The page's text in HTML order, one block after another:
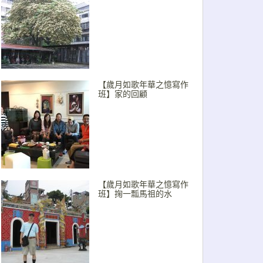
【歲月如歌年華之憶寫作
班】家的回顧
【歲月如歌年華之憶寫作
班】掬一瓢馬祖的水